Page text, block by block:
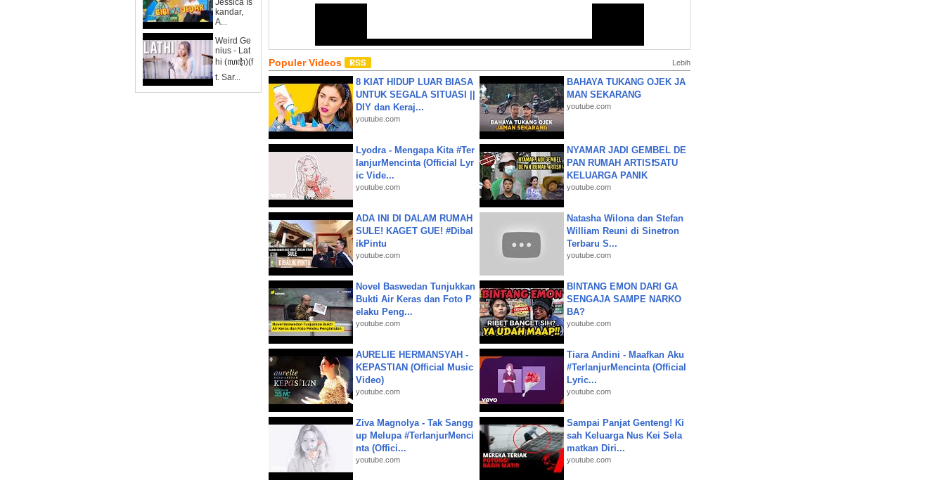
Jessica Is
kandar,
A...
Weird Ge
nius - Lat
hi (ꦭꦛꦶ)(f
t. Sar...
Populer Videos Lebih
8 KIAT HIDUP LUAR BIASA
UNTUK SEGALA SITUASI ||
DIY dan Keraj...
youtube.com
BAHAYA TUKANG OJEK JA
MAN SEKARANG
youtube.com
Lyodra - Mengapa Kita #Ter
lanjurMencinta (Official Lyr
ic Vide...
youtube.com
NYAMAR JADI GEMBEL DE
PAN RUMAH ARTIS❗SATU
KELUARGA PANIK
youtube.com
ADA INI DI DALAM RUMAH
SULE! KAGET GUE! #Dibal
ikPintu
youtube.com
Natasha Wilona dan Stefan
William Reuni di Sinetron
Terbaru S...
youtube.com
Novel Baswedan Tunjukkan
Bukti Air Keras dan Foto P
elaku Peng...
youtube.com
BINTANG EMON DARI GA
SENGAJA SAMPE NARKO
BA?
youtube.com
AURELIE HERMANSYAH -
KEPASTIAN (Official Music
Video)
youtube.com
Tiara Andini - Maafkan Aku
#TerlanjurMencinta (Official
Lyric...
youtube.com
Ziva Magnolya - Tak Sangg
up Melupa #TerlanjurMenci
nta (Offici...
youtube.com
Sampai Panjat Genteng! Ki
sah Keluarga Nus Kei Sela
matkan Diri...
youtube.com